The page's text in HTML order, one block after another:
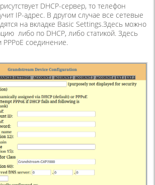
DHCP-сервер, то телефон
IP-адрес. В другом случае все сетевые
на вкладке Basic Settings.Здесь можно
либо по DHCP, либо статикой. Здесь
PPPoE соединение.